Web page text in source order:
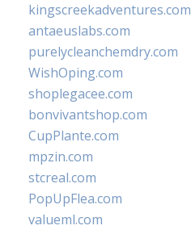
kingscreekadventures.com
antaeuslabs.com
purelycleanchemdry.com
WishOping.com
shoplegacee.com
bonvivantshop.com
CupPlante.com
mpzin.com
stcreal.com
PopUpFlea.com
valueml.com